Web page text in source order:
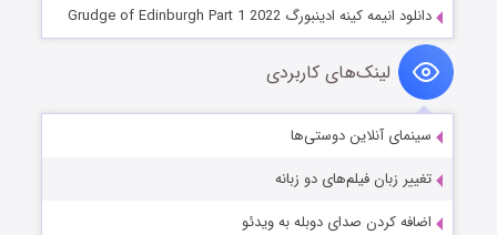
دانلود انیمه کینه ادینبورگ Grudge of Edinburgh Part 1 2022
لینک‌های کاربردی
سینمای آنلاین دوستی‌ها
تغییر زبان فیلم‌های دو زبانه
اضافه کردن صدای دوبله به ویدئو